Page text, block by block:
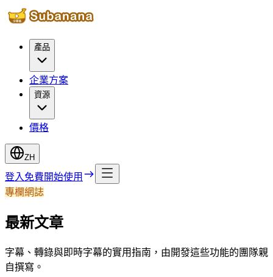
產品
企業方案
資源
價格
ZH
登入 免費開始使用
專欄網誌
最新文章
字幕、轉錄與即時字幕的實用指南，由開發這些功能的團隊親
自撰寫。